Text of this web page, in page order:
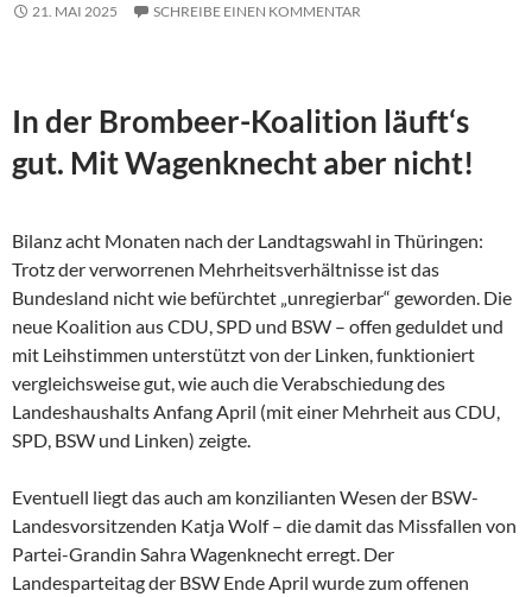
21. MAI 2025 SCHREIBE EINEN KOMMENTAR
In der Brombeer-Koalition läuft‘s
gut. Mit Wagenknecht aber nicht!
Bilanz acht Monaten nach der Landtagswahl in Thüringen:
Trotz der verworrenen Mehrheitsverhältnisse ist das
Bundesland nicht wie befürchtet „unregierbar“ geworden. Die
neue Koalition aus CDU, SPD und BSW – offen geduldet und
mit Leihstimmen unterstützt von der Linken, funktioniert
vergleichsweise gut, wie auch die Verabschiedung des
Landeshaushalts Anfang April (mit einer Mehrheit aus CDU,
SPD, BSW und Linken) zeigte.
Eventuell liegt das auch am konzilianten Wesen der BSW-
Landesvorsitzenden Katja Wolf – die damit das Missfallen von
Partei-Grandin Sahra Wagenknecht erregt. Der
Landesparteitag der BSW Ende April wurde zum offenen